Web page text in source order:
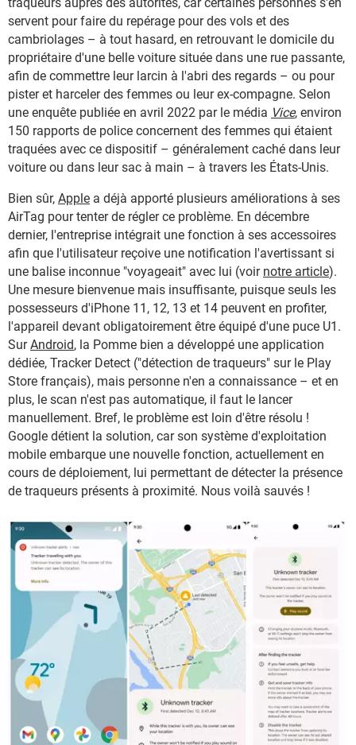
servent pour faire du repérage pour des vols et des
cambriolages – à tout hasard, en retrouvant le domicile du
propriétaire d'une belle voiture située dans une rue passante,
afin de commettre leur larcin à l'abri des regards – ou pour
pister et harceler des femmes ou leur ex-compagne. Selon
une enquête publiée en avril 2022 par le média Vice, environ
150 rapports de police concernent des femmes qui étaient
traquées avec ce dispositif – généralement caché dans leur
voiture ou dans leur sac à main – à travers les États-Unis.
Bien sûr, Apple a déjà apporté plusieurs améliorations à ses
AirTag pour tenter de régler ce problème. En décembre
dernier, l'entreprise intégrait une fonction à ses accessoires
afin que l'utilisateur reçoive une notification l'avertissant si
une balise inconnue "voyageait" avec lui (voir notre article).
Une mesure bienvenue mais insuffisante, puisque seuls les
possesseurs d'iPhone 11, 12, 13 et 14 peuvent en profiter,
l'appareil devant obligatoirement être équipé d'une puce U1.
SurAndroid, la Pomme bien a développé une application
dédiée, Tracker Detect ("détection de traqueurs" sur le Play
Store français), mais personne n'en a connaissance – et en
plus, le scan n'est pas automatique, il faut le lancer
manuellement. Bref, le problème est loin d'être résolu !
Google détient la solution, car son système d'exploitation
mobile embarque une nouvelle fonction, actuellement en
cours de déploiement, lui permettant de détecter la présence
de traqueurs présents à proximité. Nous voilà sauvés !